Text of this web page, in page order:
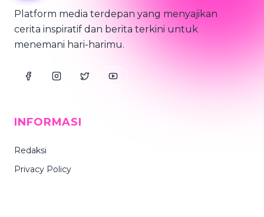
Platform media terdepan yang menyajikan
cerita inspiratif dan berita terkini untuk
menemani hari-harimu.
INFORMASI
Redaksi
Privacy Policy